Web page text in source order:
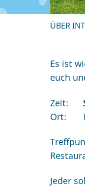
ÜBER
Es ist
euch
Zeit:
Ort:
Jeder